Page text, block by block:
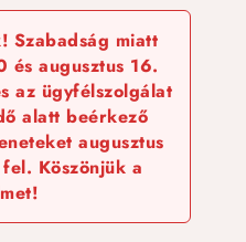
Szabadság miatt
és augusztus 16.
az ügyfélszolgálat
alatt beérkező
augusztus
Köszönjük a